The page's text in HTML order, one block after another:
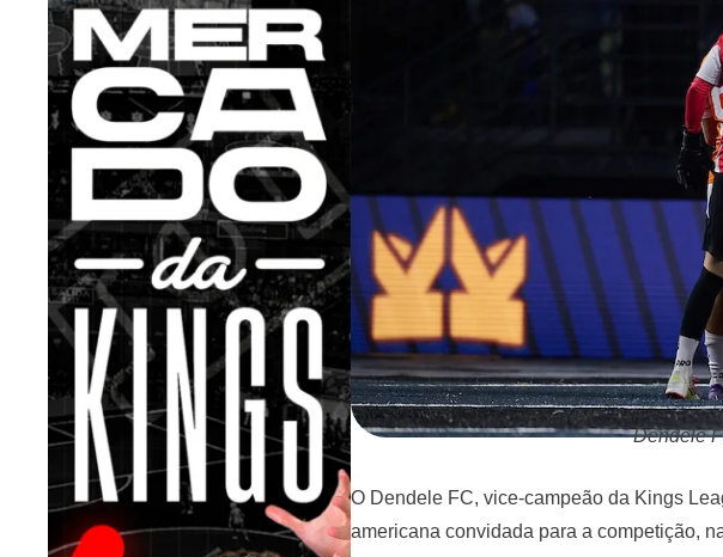
Dendele
O Dendele FC, vice-campeão da Kings
americana convidada para a competição,